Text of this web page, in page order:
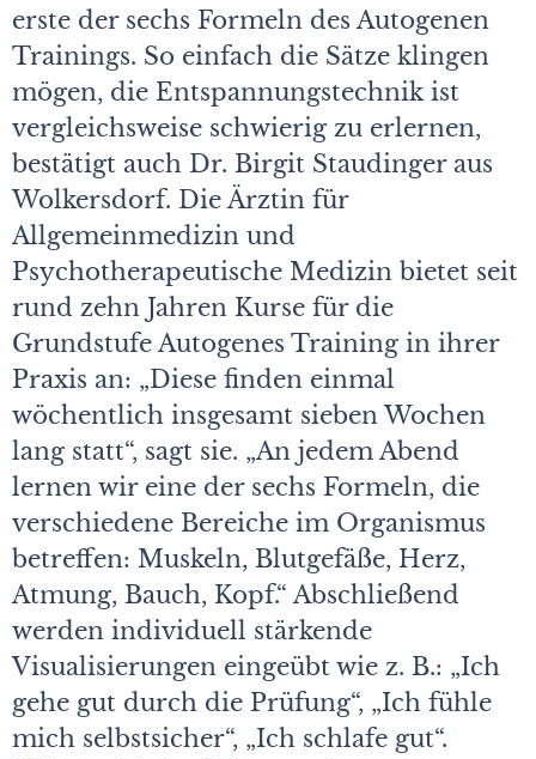
erste der sechs Formeln des Autogenen
Trainings. So einfach die Sätze klingen
mögen, die Entspannungstechnik ist
vergleichsweise schwierig zu erlernen,
bestätigt auch Dr. Birgit Staudinger aus
Wolkersdorf. Die Ärztin für
Allgemeinmedizin und
Psychotherapeutische Medizin bietet seit
rund zehn Jahren Kurse für die
Grundstufe Autogenes Training in ihrer
Praxis an: „Diese finden einmal
wöchentlich insgesamt sieben Wochen
lang statt“, sagt sie. „An jedem Abend
lernen wir eine der sechs Formeln, die
verschiedene Bereiche im Organismus
betreffen: Muskeln, Blutgefäße, Herz,
Atmung, Bauch, Kopf.“ Abschließend
werden individuell stärkende
Visualisierungen eingeübt wie z. B.: „Ich
gehe gut durch die Prüfung“, „Ich fühle
mich selbstsicher“, „Ich schlafe gut“.